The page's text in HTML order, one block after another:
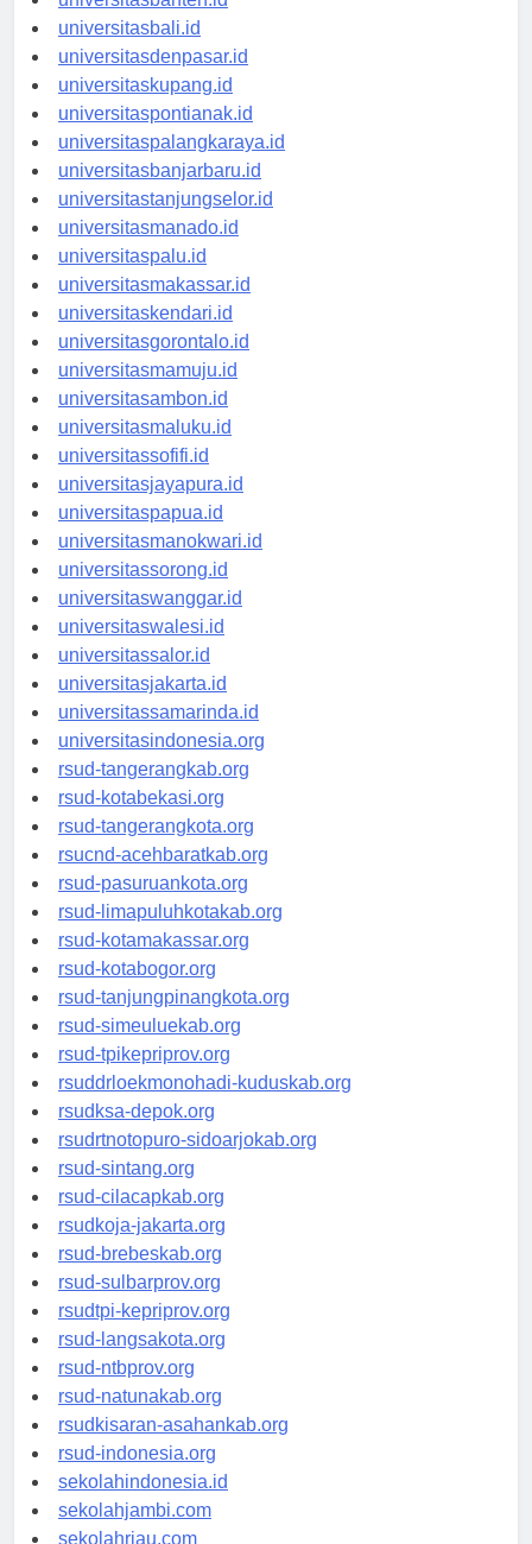
universitasbanten.id
universitasbali.id
universitasdenpasar.id
universitaskupang.id
universitaspontianak.id
universitaspalangkaraya.id
universitasbanjarbaru.id
universitastanjungselor.id
universitasmanado.id
universitaspalu.id
universitasmakassar.id
universitaskendari.id
universitasgorontalo.id
universitasmamuju.id
universitasambon.id
universitasmaluku.id
universitassofifi.id
universitasjayapura.id
universitaspapua.id
universitasmanokwari.id
universitassorong.id
universitaswanggar.id
universitaswalesi.id
universitassalor.id
universitasjakarta.id
universitassamarinda.id
universitasindonesia.org
rsud-tangerangkab.org
rsud-kotabekasi.org
rsud-tangerangkota.org
rsucnd-acehbaratkab.org
rsud-pasuruankota.org
rsud-limapuluhkotakab.org
rsud-kotamakassar.org
rsud-kotabogor.org
rsud-tanjungpinangkota.org
rsud-simeuluekab.org
rsud-tpikepriprov.org
rsuddrloekmonohadi-kuduskab.org
rsudksa-depok.org
rsudrtnotopuro-sidoarjokab.org
rsud-sintang.org
rsud-cilacapkab.org
rsudkoja-jakarta.org
rsud-brebeskab.org
rsud-sulbarprov.org
rsudtpi-kepriprov.org
rsud-langsakota.org
rsud-ntbprov.org
rsud-natunakab.org
rsudkisaran-asahankab.org
rsud-indonesia.org
sekolahindonesia.id
sekolahjambi.com